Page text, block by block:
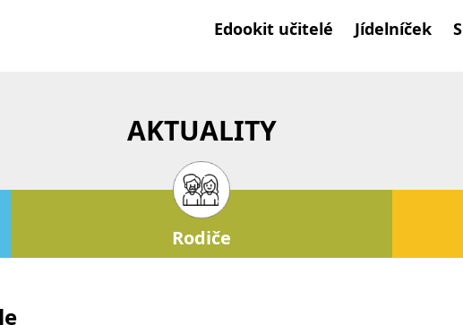
Edookit učitelé Jídelníček
AKTUALITY
Rodiče